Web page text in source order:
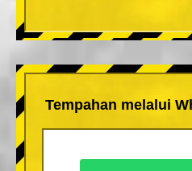
Tempahan melalui